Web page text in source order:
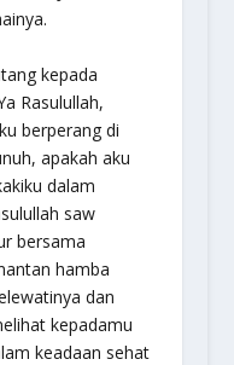
kepada
Rasulullah,
berperang di
apakah aku
dalam
saw
bersama
hamba
dan
kepadamu
keadaan sehat